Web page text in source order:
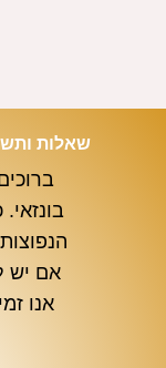
שאלות
אם יש
אנו